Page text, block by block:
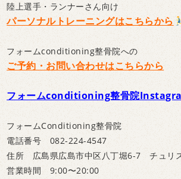
陸上選手・ランナーさん向け
パーソナルトレーニングはこちらから
フォームconditioning整骨院への
ご予約・お問い合わせはこちらから
フォームconditioning整骨院
フォームConditioning整骨院
電話番号 082-224-4547
住所 広島県広島市中区八丁堀6-7 チュリ
営業時間 9:00〜20:00